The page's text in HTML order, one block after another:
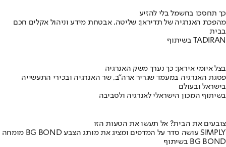
כך תחסכו בחשמל בלי להזיע
מהפכת האנרגיה של תדיראן: שליטה, אבטחת מידע וניהול אקלים חכם
בבית
בשיתוף TADIRAN
בצל איומי איראן: כך נערך משק האנרגיה
פסגת האנרגיה במעמד שגריר ארה"ב, שר האנרגיה ובכירי התעשייה
בישראל ובעולם
בשיתוף המכון הישראלי לאנרגיה ולסביבה
צובעים את הבית? אל תעשו את הטעות הזו
מומחה BG BOND עושה סדר על המדפים ומציג את מותג הצבע SIMPLY
בשיתוף BG BOND